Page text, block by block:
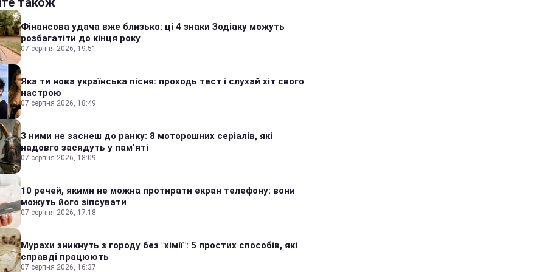
Фінансова удача вже близько: ці 4 знаки Зодіаку можуть
розбагатіти до кінця року
07 серпня 2026, 19:51
Яка ти нова українська пісня: проходь тест і слухай хіт свого
настрою
07 серпня 2026, 18:49
З ними не заснеш до ранку: 8 моторошних серіалів, які
надовго засядуть у пам'яті
07 серпня 2026, 18:09
10 речей, якими не можна протирати екран телефону: вони
можуть його зіпсувати
07 серпня 2026, 17:18
Мурахи зникнуть з городу без "хімії": 5 простих способів, які
справді працюють
07 серпня 2026, 16:37